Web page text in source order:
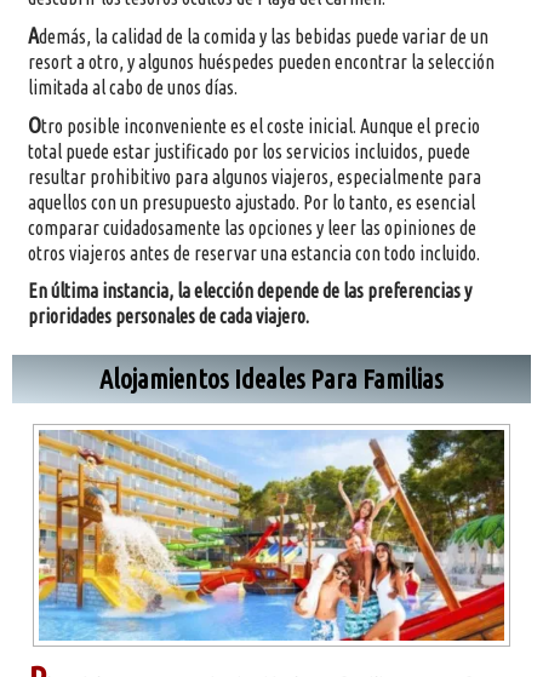
Además, la calidad de la comida y las bebidas puede variar de un
resort a otro, y algunos huéspedes pueden encontrar la selección
limitada al cabo de unos días.
Otro posible inconveniente es el coste inicial. Aunque el precio
total puede estar justificado por los servicios incluidos, puede
resultar prohibitivo para algunos viajeros, especialmente para
aquellos con un presupuesto ajustado. Por lo tanto, es esencial
comparar cuidadosamente las opciones y leer las opiniones de
otros viajeros antes de reservar una estancia con todo incluido.
En última instancia, la elección depende de las preferencias y
prioridades personales de cada viajero.
Alojamientos Ideales Para Familias